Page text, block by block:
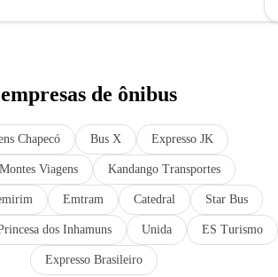
de ônibus
Chapecó Bus X Expresso JK
Viagens Kandango Transportes
Emtram Catedral Star Bus
dos Inhamuns Unida ES Turismo
Expresso Brasileiro